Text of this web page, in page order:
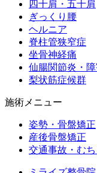
四十肩・五十肩
ぎっくり腰
ヘルニア
脊柱管狭窄症
坐骨神経痛
仙腸関節炎・
梨状筋症候群
施術メニュー
姿勢・骨盤矯正
産後骨盤矯正
交通事故・むち